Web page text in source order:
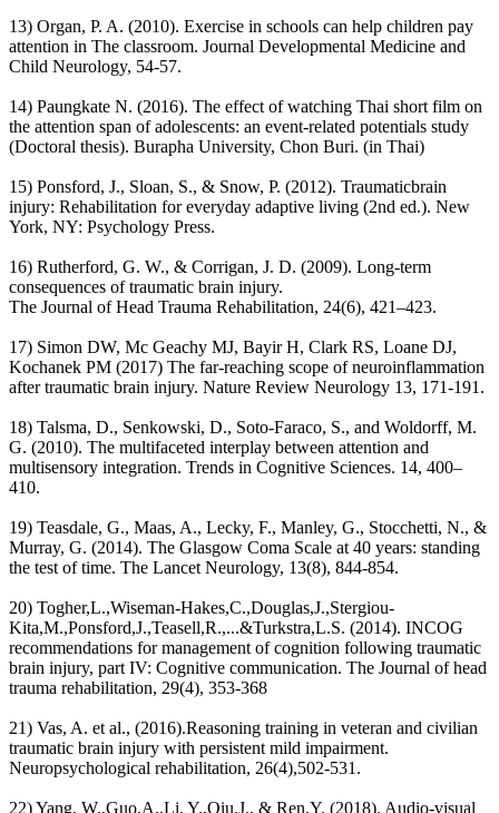
13) Organ, P. A. (2010). Exercise in schools can help children pay
attention in The classroom. Journal Developmental Medicine and
Child Neurology, 54-57.
14) Paungkate N. (2016). The effect of watching Thai short film on
the attention span of adolescents: an event-related potentials study
(Doctoral thesis). Burapha University, Chon Buri. (in Thai)
15) Ponsford, J., Sloan, S., & Snow, P. (2012). Traumaticbrain
injury: Rehabilitation for everyday adaptive living (2nd ed.). New
York, NY: Psychology Press.
16) Rutherford, G. W., & Corrigan, J. D. (2009). Long-term
consequences of traumatic brain injury.
The Journal of Head Trauma Rehabilitation, 24(6), 421–423.
17) Simon DW, Mc Geachy MJ, Bayir H, Clark RS, Loane DJ,
Kochanek PM (2017) The far-reaching scope of neuroinflammation
after traumatic brain injury. Nature Review Neurology 13, 171-191.
18) Talsma, D., Senkowski, D., Soto-Faraco, S., and Woldorff, M.
G. (2010). The multifaceted interplay between attention and
multisensory integration. Trends in Cognitive Sciences. 14, 400–
410.
19) Teasdale, G., Maas, A., Lecky, F., Manley, G., Stocchetti, N., &
Murray, G. (2014). The Glasgow Coma Scale at 40 years: standing
the test of time. The Lancet Neurology, 13(8), 844-854.
20) Togher,L.,Wiseman-Hakes,C.,Douglas,J.,Stergiou-
Kita,M.,Ponsford,J.,Teasell,R.,...&Turkstra,L.S. (2014). INCOG
recommendations for management of cognition following traumatic
brain injury, part IV: Cognitive communication. The Journal of head
trauma rehabilitation, 29(4), 353-368
21) Vas, A. et al., (2016).Reasoning training in veteran and civilian
traumatic brain injury with persistent mild impairment.
Neuropsychological rehabilitation, 26(4),502-531.
22) Yang, W.,Guo,A.,Li, Y.,Qiu,J., & Ren,Y. (2018). Audio-visual